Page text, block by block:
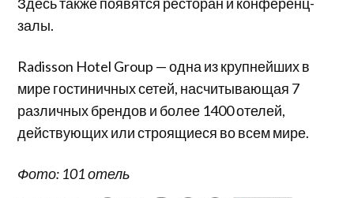
залы.
Radisson Hotel Group — одна из крупнейших в
мире гостиничных сетей, насчитывающая 7
различных брендов и более 1400 отелей,
действующих или строящиеся во всем мире.
Фото: 101 отель